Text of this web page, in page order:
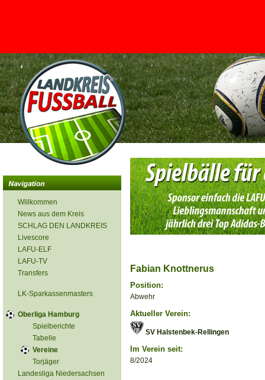
<
Willkommen
News aus dem Kreis
SCHLAG DEN LANDKREIS
Livescore
LAFU-ELF
LAFU-TV
Transfers
LK-Sparkassenmasters
Oberliga Hamburg
Spielberichte
Tabelle
Vereine
Torjäger
Landesliga Niedersachsen
Fabian Knottnerus
Position:
Abwehr
Aktueller Verein:
SV Halstenbek-Rellingen
Im Verein seit:
8/2024